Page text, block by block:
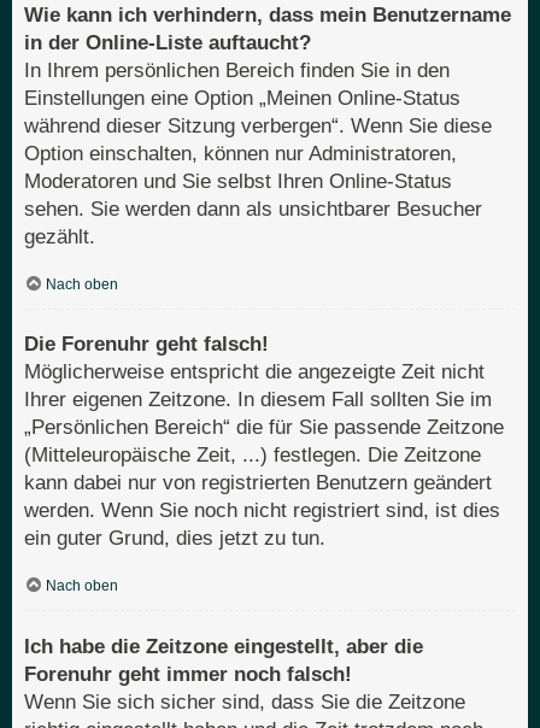
Wie kann ich verhindern, dass mein Benutzername
in der Online-Liste auftaucht?
In Ihrem persönlichen Bereich finden Sie in den
Einstellungen eine Option „Meinen Online-Status
während dieser Sitzung verbergen“. Wenn Sie diese
Option einschalten, können nur Administratoren,
Moderatoren und Sie selbst Ihren Online-Status
sehen. Sie werden dann als unsichtbarer Besucher
gezählt.
Nach oben
Die Forenuhr geht falsch!
Möglicherweise entspricht die angezeigte Zeit nicht
Ihrer eigenen Zeitzone. In diesem Fall sollten Sie im
„Persönlichen Bereich“ die für Sie passende Zeitzone
(Mitteleuropäische Zeit, ...) festlegen. Die Zeitzone
kann dabei nur von registrierten Benutzern geändert
werden. Wenn Sie noch nicht registriert sind, ist dies
ein guter Grund, dies jetzt zu tun.
Nach oben
Ich habe die Zeitzone eingestellt, aber die
Forenuhr geht immer noch falsch!
Wenn Sie sich sicher sind, dass Sie die Zeitzone